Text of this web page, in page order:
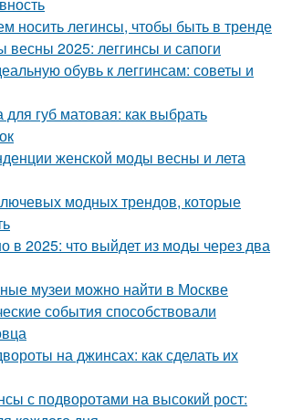
носить легинсы, чтобы быть в тренде
2025: леггинсы и сапоги
обувь к леггинсам: советы и
губ матовая: как выбрать
женской моды весны и лета
модных трендов, которые
2025: что выйдет из моды через два
музеи можно найти в Москве
события способствовали
на джинсах: как сделать их
с подворотами на высокий рост: